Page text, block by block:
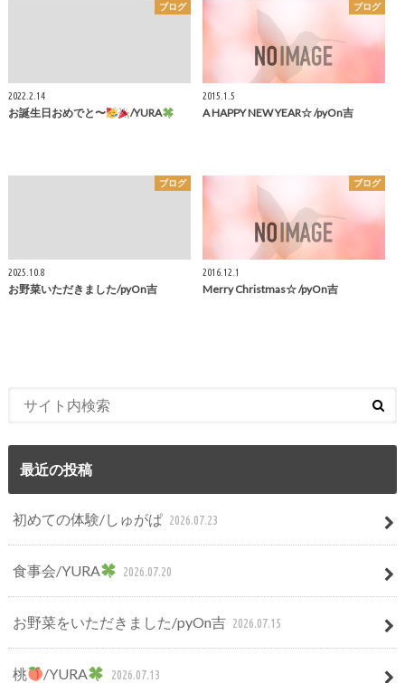
ブログ
2022.2.14
お誕生日おめでと〜 /YURA
ブログ
2015.1.5
A HAPPY NEW YEAR☆ /pyOn吉
ブログ
2025.10.8
お野菜いただきました/pyOn吉
ブログ
2016.12.1
Merry Christmas☆ /pyOn吉
最近の投稿
初めての体験/しゅがぱ 2026.07.23
食事会/YURA 2026.07.20
お野菜をいただきました/pyOn吉 2026.07.15
桃 /YURA 2026.07.13